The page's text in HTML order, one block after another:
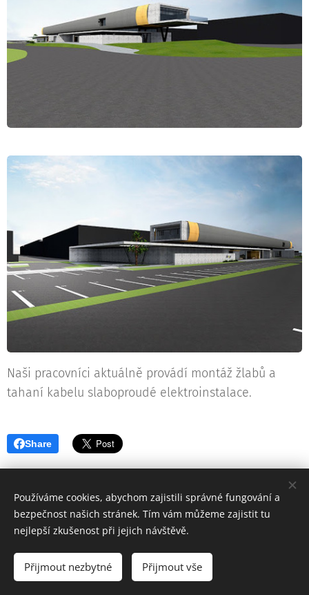
Naši pracovníci aktuálně provádí montáž žlabů a
tahaní kabelu slaboproudé elektroinstalace.
Share
Jevišovkou
Cookies
Používáme cookies, abychom zajistili správné fungování a
bezpečnost našich stránek. Tím vám můžeme zajistit tu
nejlepší zkušenost při jejich návštěvě.
Přijmout nezbytné Přijmout vše